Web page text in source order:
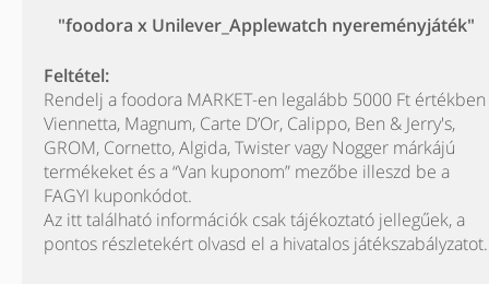
"foodora x Unilever_Applewatch nyereményjáték"
Feltétel:
Rendelj a foodora MARKET-en legalább 5000 Ft értékben
Viennetta, Magnum, Carte D’Or, Calippo, Ben & Jerry's,
GROM, Cornetto, Algida, Twister vagy Nogger márkájú
termékeket és a “Van kuponom” mezőbe illeszd be a
FAGYI kuponkódot.
Az itt található információk csak tájékoztató jellegűek, a
pontos részletekért olvasd el a hivatalos játékszabályzatot.